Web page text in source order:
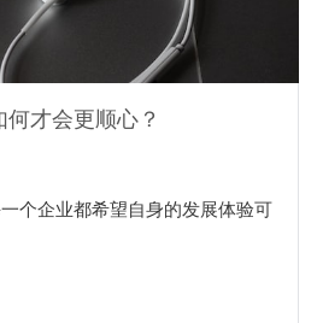
才会更顺心？
个企业都希望自身的发展体验可